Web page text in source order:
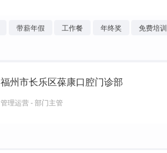
带薪年假 工作餐 年终奖
免费培训
福州市长乐区葆康口腔门诊部
管理运营 - 部门主管